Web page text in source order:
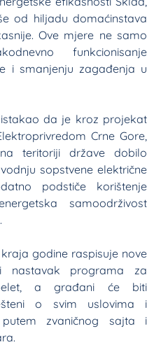
od hiljadu domaćinstava
Ove mjere ne samo
funkcionisanje
i smanjenju zagađenja u
da je kroz projekat
Crne Gore,
teritoriji države dobilo
sopstvene električne
podstiče korištenje
samoodrživost
godine raspisuje nove
nastavak programa za
a građani će biti
o svim uslovima i
zvaničnog sajta i